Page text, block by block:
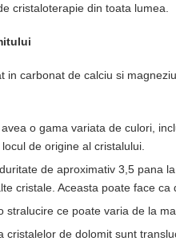
cristaloterapie din toata lumea.
in carbonat de calciu si
o gama variata de culori,
de origine al cristalului.
de aproximativ 3,5 pana
cristale. Aceasta poate face ca
stralucire ce poate varia de la
cristalelor de dolomit sunt